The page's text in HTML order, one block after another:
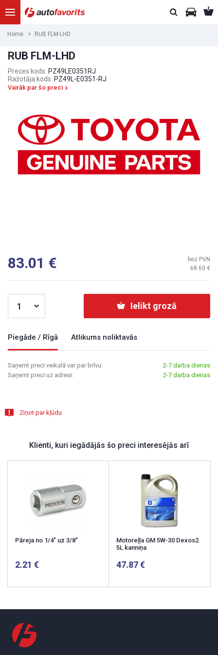
Home RUB FLM-LHD
RUB FLM-LHD
Preces kods: PZ49LE0351RJ
Ražotāja kods: PZ49L-E0351-RJ
Vairāk par šo preci
83.01 68.60
bez PVN
Ielikt grozā
Piegāde / Rīgā Atlikums noliktavās
Saņemt preci veikalā var par brīvu:
2-7 darba dienas
Saņemt preci uz adresi:
2-7 darba dienas
Ziņot par kļūdu
Klienti, kuri iegādājās šo preci interesējās arī
Pāreja no 1/4" uz 3/8"
2.21
Motoreļļa GM 5W-30 Dexos2
5L kanniņa
47.87